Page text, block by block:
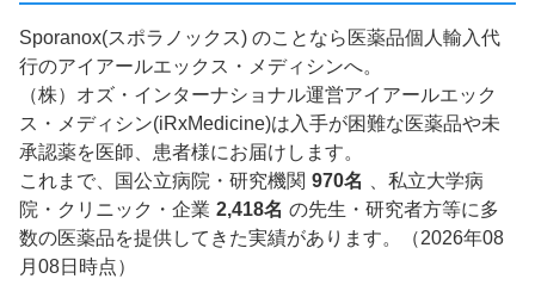
Sporanox(スポラノックス) のことなら医薬品個人輸入代
行のアイアールエックス・メディシンへ。
（株）オズ・インターナショナル運営アイアールエック
ス・メディシン(iRxMedicine)は入手が困難な医薬品や未
承認薬を医師、患者様にお届けします。
これまで、国公立病院・研究機関 970名
、私立大学病
院・クリニック・企業 2,418名 の先生・研究者方等に多
数の医薬品を提供してきた実績があります。（2026年08
月08日時点）